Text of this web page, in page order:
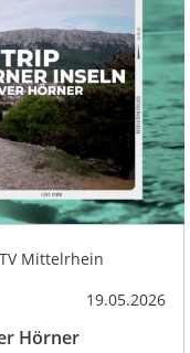
Mittelrhein
19.05.2026
Hörner